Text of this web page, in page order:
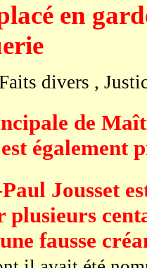
en
divers ,
de
également
Jousset
plusieurs
fausse